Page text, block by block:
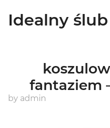
Idealny ślub
Koszyk
fantaziem
by admin